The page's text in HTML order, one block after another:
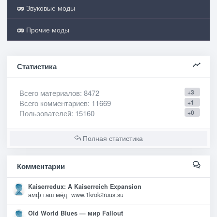
Звуковые моды
Прочие моды
Статистика
+3
Всего материалов: 8472
+1
Всего комментариев: 11669
+0
Пользователей: 15160
Полная статистика
Комментарии
Kaiserredux: A Kaiserreich Expansion
амф гаш мёд www.1krok2ruus.su
Old World Blues — мир Fallout